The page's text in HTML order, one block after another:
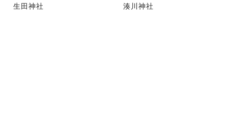
生田神社 湊川神社